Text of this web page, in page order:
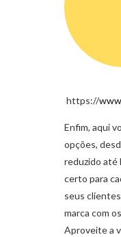
https://
Enfim, aqui
opções,
reduzido até
certo para
seus
marca com os
Aproveite a